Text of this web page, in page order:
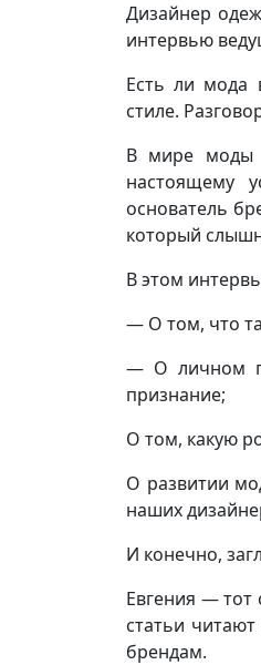
Дизайнер
интервью
Есть ли мода
стиле.
В мире моды
настоящему
основатель
который
В этом
— О том, что
— О личном
признание;
О том, какую
О развитии
наших
И конечно,
Евгения — тот
статьи
брендам.